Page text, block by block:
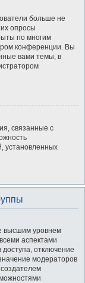
больше не
опросы
по многим
конференции. Вы
вами темы, в
связанные с
установленных
высшим уровнем
аспектами
отключение
модераторов